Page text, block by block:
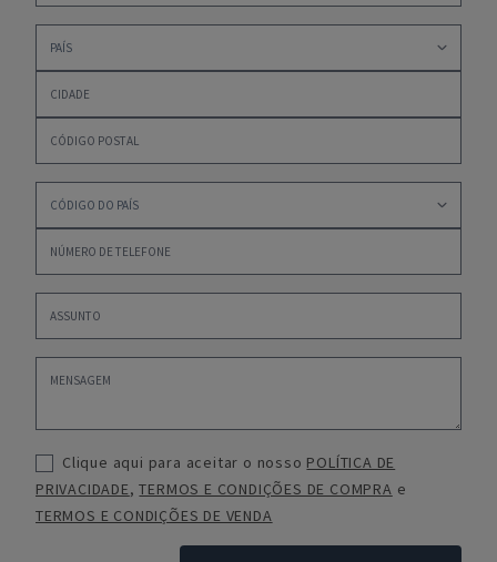
Clique aqui para aceitar o nosso POLÍTICA DE
PRIVACIDADE,TERMOS E CONDIÇÕES DE COMPRA e
TERMOS E CONDIÇÕES DE VENDA